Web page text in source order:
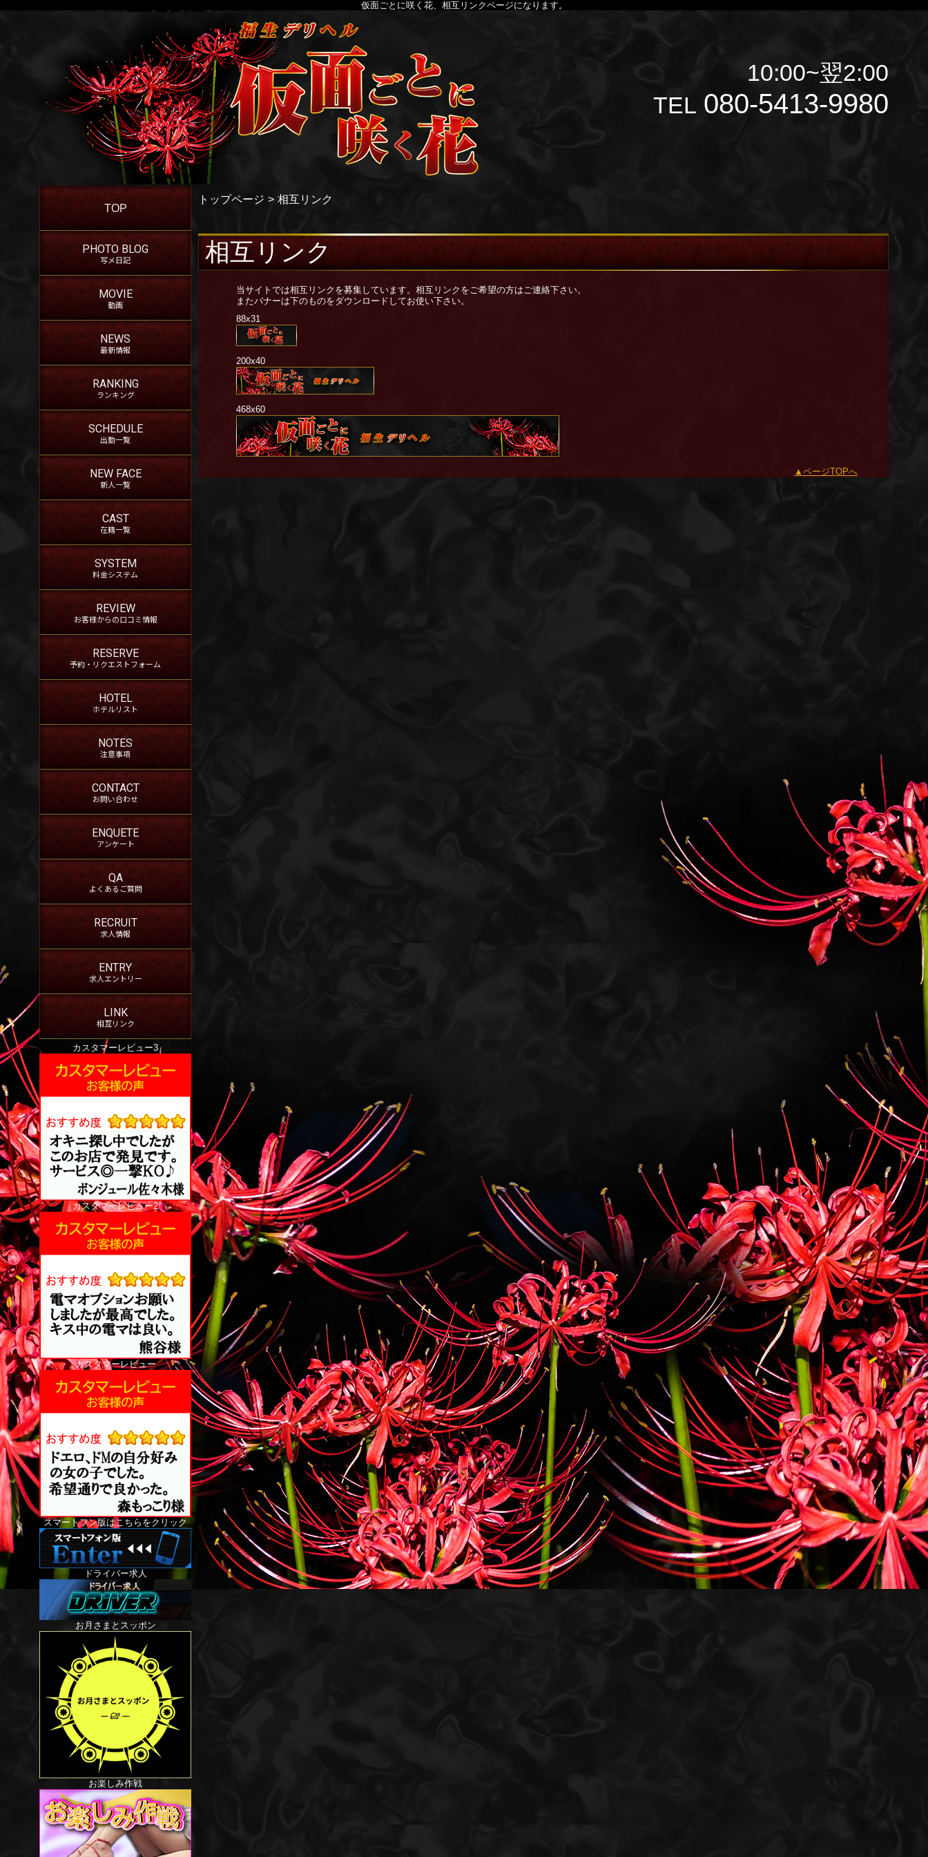
仮面ごとに咲く花、相互リンクページになります。
10:00~翌2:00
TEL 080-5413-9980
TOP
PHOTO BLOG
写メ日記
MOVIE
動画
NEWS
最新情報
RANKING
ランキング
SCHEDULE
出勤一覧
NEW FACE
新人一覧
CAST
在籍一覧
SYSTEM
料金システム
REVIEW
お客様からの口コミ情報
RESERVE
予約・リクエストフォーム
HOTEL
ホテルリスト
NOTES
注意事項
CONTACT
お問い合わせ
ENQUETE
アンケート
QA
よくあるご質問
RECRUIT
求人情報
ENTRY
求人エントリー
LINK
相互リンク
カスタマーレビュー3
カスタマーレビュー2
カスタマーレビュー
スマートフン版はこちらをクリック
ドライバー求人
お月さまとスッポン
お楽しみ作戦
トップページ 相互リンク
相互リンク
当サイトでは相互リンクを募集しています。相互リンクをご希望の方はご連絡下さい。
またバナーは下のものをダウンロードしてお使い下さい。
88x31
200x40
468x60
ページTOPへ